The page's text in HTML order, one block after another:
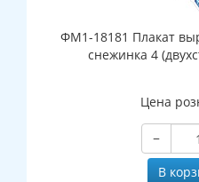
ФМ1-18181 Плакат
снежинка 4
Цена
−
В